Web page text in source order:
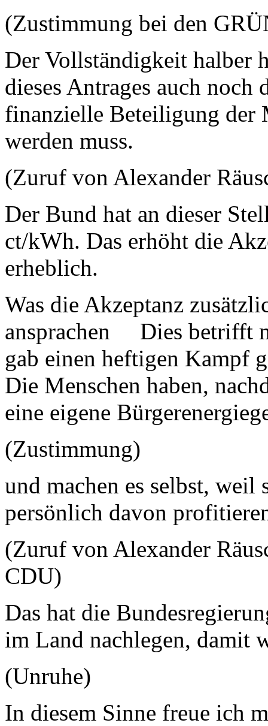
(Zustimmung bei den
Der Vollständigkeit halber
dieses Antrages auch noch
finanzielle Beteiligung der
werden muss.
(Zuruf von Alexander
Der Bund hat an dieser
ct/kWh. Das erhöht die
erheblich.
Was die Akzeptanz
ansprachen Dies betrifft
gab einen heftigen Kampf
Die Menschen haben,
eine eigene
(Zustimmung)
und machen es selbst, weil
persönlich davon
(Zuruf von Alexander
CDU)
Das hat die
im Land nachlegen, damit
(Unruhe)
In diesem Sinne freue ich